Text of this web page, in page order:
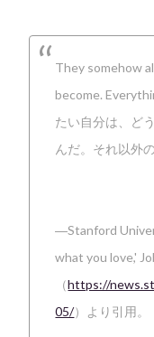
They somehow
become.
たい自分は、ど
んだ。それ以外
―Stanford
what you love,'
（https://
05/）より引用。